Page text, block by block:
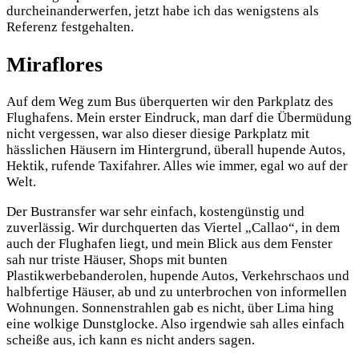
durcheinanderwerfen, jetzt habe ich das wenigstens als
Referenz festgehalten.
Miraflores
Auf dem Weg zum Bus überquerten wir den Parkplatz des
Flughafens. Mein erster Eindruck, man darf die Übermüdung
nicht vergessen, war also dieser diesige Parkplatz mit
hässlichen Häusern im Hintergrund, überall hupende Autos,
Hektik, rufende Taxifahrer. Alles wie immer, egal wo auf der
Welt.
Der Bustransfer war sehr einfach, kostengünstig und
zuverlässig. Wir durchquerten das Viertel „Callao“, in dem
auch der Flughafen liegt, und mein Blick aus dem Fenster
sah nur triste Häuser, Shops mit bunten
Plastikwerbebanderolen, hupende Autos, Verkehrschaos und
halbfertige Häuser, ab und zu unterbrochen von informellen
Wohnungen. Sonnenstrahlen gab es nicht, über Lima hing
eine wolkige Dunstglocke. Also irgendwie sah alles einfach
scheiße aus, ich kann es nicht anders sagen.